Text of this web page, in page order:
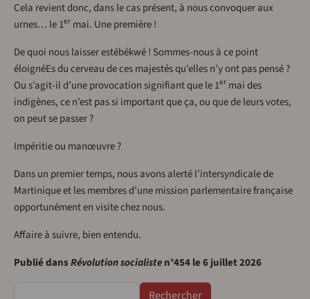
Cela revient donc, dans le cas présent, à nous convoquer aux
urnes… le 1er mai. Une première !
De quoi nous laisser estébékwé ! Sommes-nous à ce point
éloignéEs du cerveau de ces majestés qu’elles n’y ont pas pensé ?
Ou s’agit-il d’une provocation signifiant que le 1er mai des
indigènes, ce n’est pas si important que ça, ou que de leurs votes,
on peut se passer ?
Impéritie ou manœuvre ?
Dans un premier temps, nous avons alerté l’intersyndicale de
Martinique et les membres d’une mission parlementaire française
opportunément en visite chez nous.
Affaire à suivre, bien entendu.
Publié dansRévolution socialisten°454 le 6 juillet 2026